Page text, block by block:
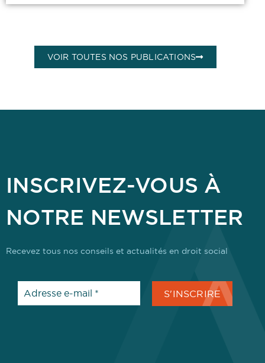
VOIR TOUTES NOS PUBLICATIONS
INSCRIVEZ-VOUS À
NOTRE NEWSLETTER
Recevez tous nos conseils et actualités en droit social